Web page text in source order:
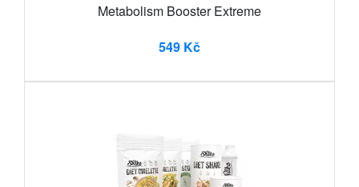
Metabolism Booster Extreme
549 Kč